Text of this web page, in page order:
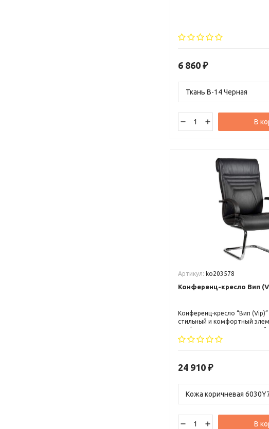
6 860 ₽
В
Артикул: ko203578
Конференц-кресло Вип
Конференц-кресло “Вип
стильный и комфортный
конференц-залов, аудиторий
комнат. Отличается
придают креслу изысканный
Эргономичная форма спинки
отличным дополнением к
подчеркнет статус
24 910 ₽
В